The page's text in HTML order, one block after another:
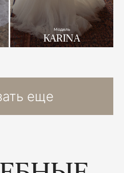
Модель
KARINA
еще